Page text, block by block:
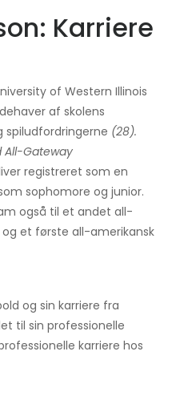
Karriere
of Western Illinois
af skolens
spiludfordringerne (28).
All-Gateway
registreret som en
sophomore og junior.
også til et andet all-
et første all-amerikansk
og sin karriere fra
til sin professionelle
karriere hos